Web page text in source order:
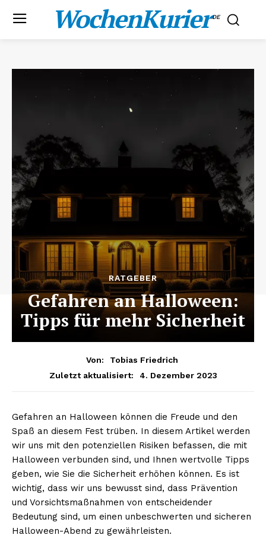
WochenKurier.DE
RATGEBER
Gefahren an Halloween:
Tipps für mehr Sicherheit
Von:
Tobias Friedrich
Zuletzt aktualisiert:
4. Dezember 2023
Gefahren an Halloween können die Freude und den
Spaß an diesem Fest trüben. In diesem Artikel werden
wir uns mit den potenziellen Risiken befassen, die mit
Halloween verbunden sind, und Ihnen wertvolle Tipps
geben, wie Sie die Sicherheit erhöhen können. Es ist
wichtig, dass wir uns bewusst sind, dass Prävention
und Vorsichtsmaßnahmen von entscheidender
Bedeutung sind, um einen unbeschwerten und sicheren
Halloween-Abend zu gewährleisten.